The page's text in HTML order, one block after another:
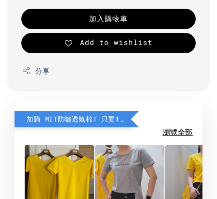
加入購物車
Add to wishlist
分享
加購 MIT防曬透氣棉T 只要190元
瀏覽全部